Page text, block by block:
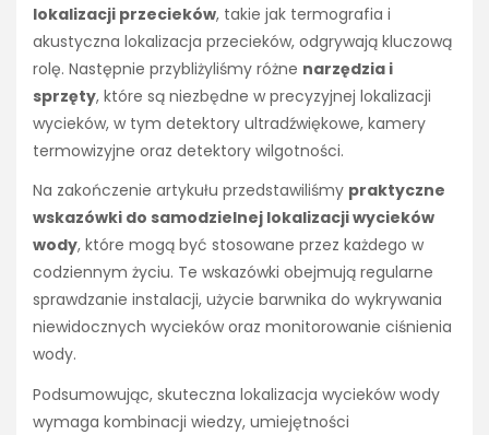
lokalizacji przecieków, takie jak termografia i
akustyczna lokalizacja przecieków, odgrywają kluczową
rolę. Następnie przybliżyliśmy różne narzędzia i
sprzęty, które są niezbędne w precyzyjnej lokalizacji
wycieków, w tym detektory ultradźwiękowe, kamery
termowizyjne oraz detektory wilgotności.
Na zakończenie artykułu przedstawiliśmy praktyczne
wskazówki do samodzielnej lokalizacji wycieków
wody, które mogą być stosowane przez każdego w
codziennym życiu. Te wskazówki obejmują regularne
sprawdzanie instalacji, użycie barwnika do wykrywania
niewidocznych wycieków oraz monitorowanie ciśnienia
wody.
Podsumowując, skuteczna lokalizacja wycieków wody
wymaga kombinacji wiedzy, umiejętności